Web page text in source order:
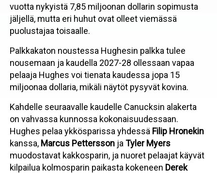
vuotta nykyistä 7,85 miljoonan dollarin sopimusta
jäljellä, mutta eri huhut ovat olleet viemässä
puolustajaa toisaalle.
Palkkakaton noustessa Hughesin palkka tulee
nousemaan ja kaudella 2027-28 ollessaan vapaa
pelaaja Hughes voi tienata kaudessa jopa 15
miljoonaa dollaria, mikäli näytöt pysyvät kovina.
Kahdelle seuraavalle kaudelle Canucksin alakerta
on vahvassa kunnossa kokonaisuudessaan.
Hughes pelaa ykkösparissa yhdessä Filip Hronekin
kanssa, Marcus Pettersson ja Tyler Myers
muodostavat kakkosparin, ja nuoret pelaajat käyvät
kilpailua kolmosparin paikasta kokeneen Derek